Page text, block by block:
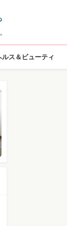
ルス＆ビューティ